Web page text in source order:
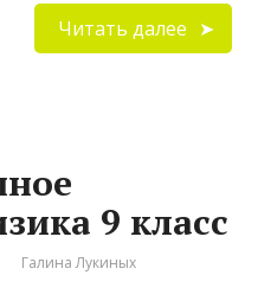
Читать далее
9 класс
Галина Лукиных